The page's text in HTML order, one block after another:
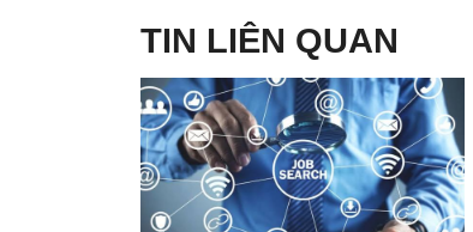
TIN LIÊN QUAN